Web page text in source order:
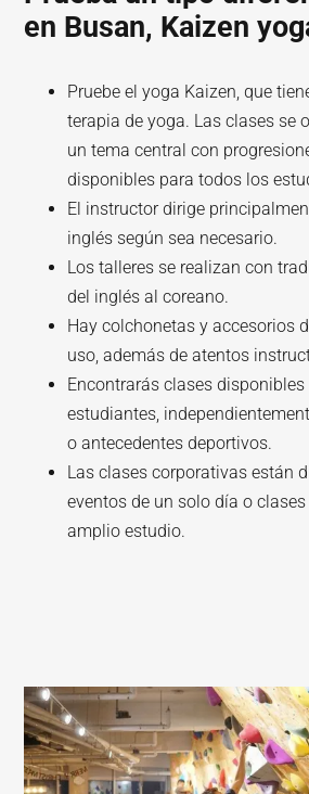
en Busan, Kaizen
Pruebe el yoga Kaizen, que
terapia de yoga. Las clases se
un tema central con
disponibles para todos los
El instructor dirige
inglés según sea necesario.
Los talleres se realizan con
del inglés al coreano.
Hay colchonetas y accesorios
uso, además de atentos
Encontrarás clases
estudiantes,
o antecedentes deportivos.
Las clases corporativas están
eventos de un solo día o
amplio estudio.